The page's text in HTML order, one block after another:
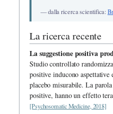
— dalla ricerca scientifica:
La ricerca recente
La suggestione positiva
Studio controllato
positive inducono aspettative
placebo misurabile. La
positive, hanno un effetto
[Psychosomatic Medicine, 2018]